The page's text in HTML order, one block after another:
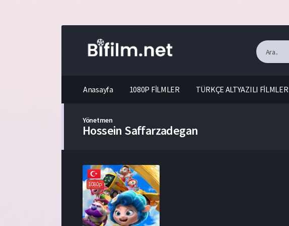
Anasayfa 1080P FİLMLER TÜRKÇE ALTYAZILI FİLMLER
Yönetmen
Hossein Saffarzadegan
1080p